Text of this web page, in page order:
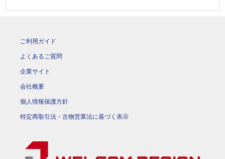
ご利用ガイド
よくあるご質問
企業サイト
会社概要
個人情報保護方針
特定商取引法・古物営業法に基づく表示